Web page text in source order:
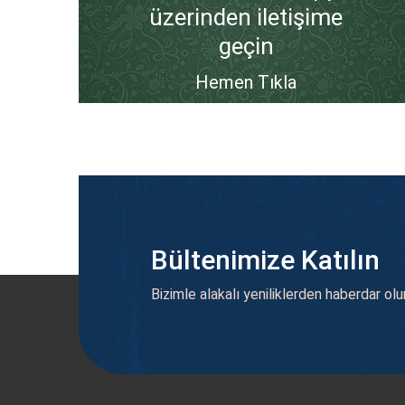
üzerinden iletişime
geçin
Hemen Tıkla
Bültenimize Katılın
Bizimle alakalı yeniliklerden haberdar